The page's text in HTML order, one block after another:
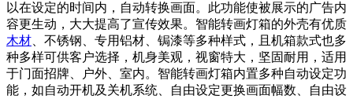
以在设定的时间内，自动转换画面。此功能使被展示的广告内
容更生动，大大提高了宣传效果。智能转画灯箱的外壳有优质
木材 、不锈钢、专用铝材、锔漆等多种样式，且机箱款式也多
种多样可供客户选择，机身美观，视窗特大，坚固耐用，适用
于门面招牌、户外、室内。智能转画灯箱内置多种自动设定功
能，如自动开机及关机系统、自由设定更换画面幅数、自由设